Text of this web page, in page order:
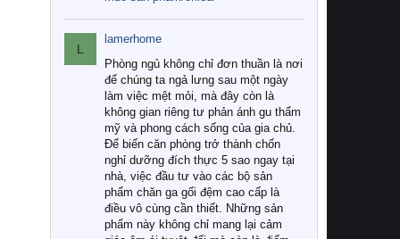
L
lamerhome
Phòng ngủ không chỉ đơn thuần là nơi
để chúng ta ngả lưng sau một ngày
làm việc mệt mỏi, mà đây còn là
không gian riêng tư phản ánh gu thẩm
mỹ và phong cách sống của gia chủ.
Để biến căn phòng trở thành chốn
nghỉ dưỡng đích thực 5 sao ngay tại
nhà, việc đầu tư vào các bộ sản
phẩm chăn ga gối đệm cao cấp là
điều vô cùng cần thiết. Những sản
phẩm này không chỉ mang lại cảm